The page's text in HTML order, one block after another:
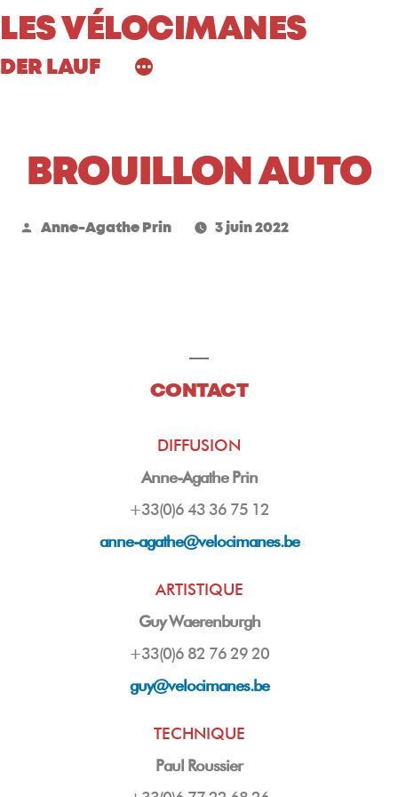
Aller
LES VÉLOCIMANES
DER LAUF
BROUILLON AUTO
Publié
Anne-Agathe Prin 3 juin 2022
CONTACT
DIFFUSION
Anne-Agathe Prin
+33(0)6 43 36 75 12
anne-agathe@velocimanes.be
ARTISTIQUE
Guy Waerenburgh
+33(0)6 82 76 29 20
guy@velocimanes.be
TECHNIQUE
Paul Roussier